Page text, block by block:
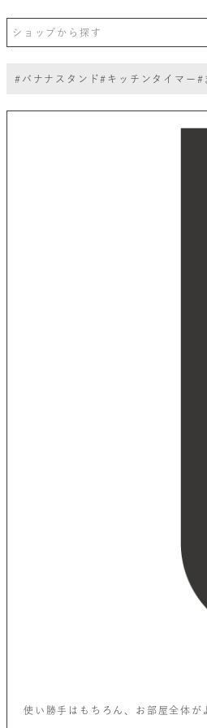
#バナナスタンド#キッチンタイマー #
使い勝手はもちろん、お部屋全体